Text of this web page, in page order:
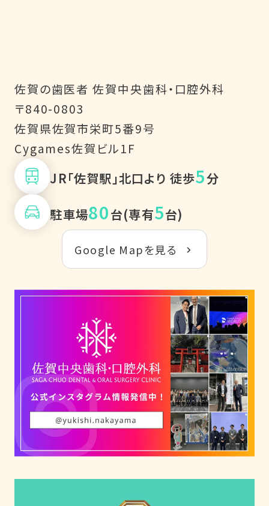
佐賀の歯医者 佐賀中央歯科・口腔外科
〒840-0803
佐賀県佐賀市栄町5番9号
Cygames佐賀ビル1F
JR「佐賀駅」北口より 徒歩5分
駐車場80台(専有5台)
Google Mapを見る